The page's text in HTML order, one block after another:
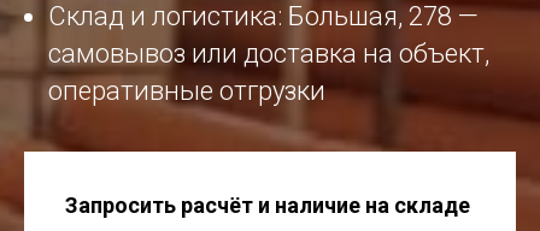
Склад и логистика: Большая, 278 —
самовывоз или доставка на объект,
оперативные отгрузки
Запросить расчёт и наличие на складе